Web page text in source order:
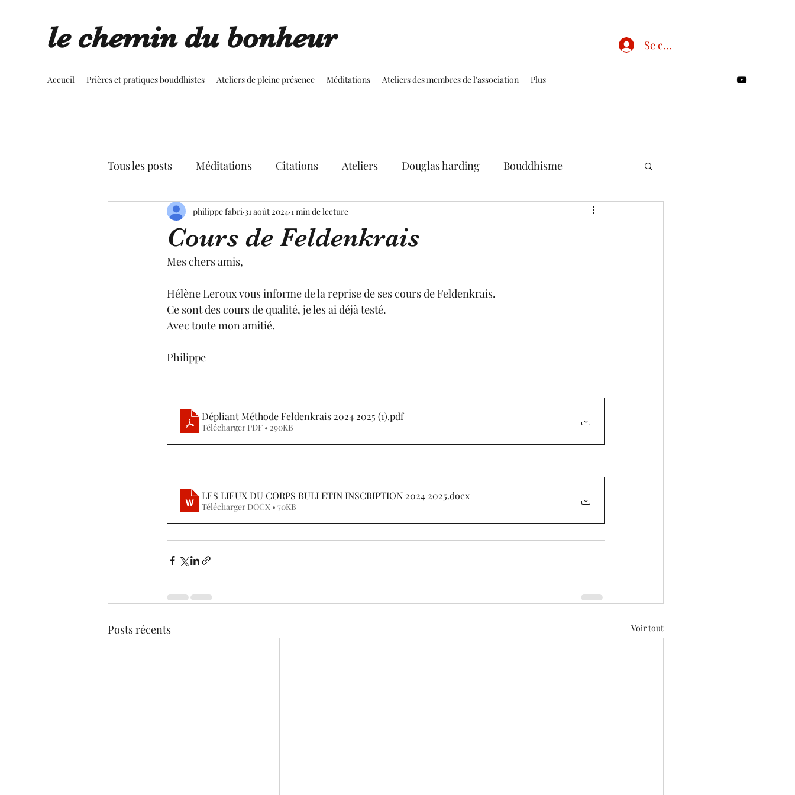
le chemin du bonheur Se connecter
Accueil Prières et pratiques bouddhistes Ateliers de pleine présence Méditations Ateliers des membres de l'association Plus
Tous les posts Méditations Citations Ateliers Douglas harding Bouddhisme
Retournement du regard Expériences
Advaita vedanta Spectacle
Cours de Feldenkrais
philippe fabri 31 août 2024 1 min de lecture
Mes chers amis,
Hélène Leroux vous informe de la reprise de ses cours de Feldenkrais.
Ce sont des cours de qualité, je les ai déjà testé.
Avec toute mon amitié.
Philippe
Dépliant Méthode Feldenkrais 2024 2025 (1).pdf
Télécharger PDF • 290KB
LES LIEUX DU CORPS BULLETIN INSCRIPTION 2024 2025.docx
Télécharger DOCX • 70KB
Posts récents Voir tout